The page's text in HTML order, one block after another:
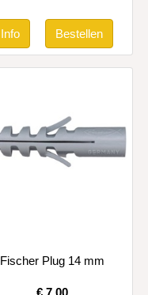
Fischer Plug 14 mm
€ 7.00